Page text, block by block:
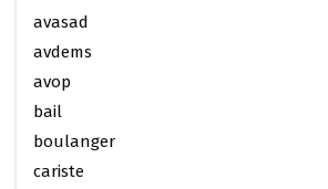
avasad
avdems
avop
bail
boulanger
cariste